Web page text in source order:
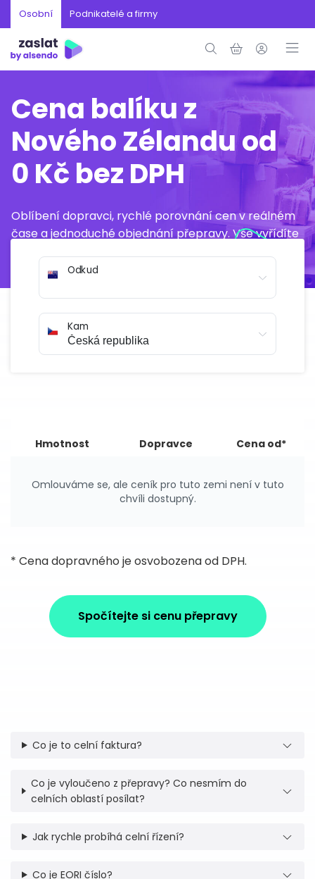
Osobní Podnikatelé a firmy
Cena balíku z
Nového Zélandu od
0 Kč bez DPH
Oblíbení dopravci, rychlé porovnání cen v reálném
čase a jednoduché objednání přepravy. Vše vyřídíte
Odkud
Kam
Hmotnost Dopravce Cena od*
Omlouváme se, ale ceník pro tuto zemi není v tuto
chvíli dostupný.
* Cena dopravného je osvobozena od DPH.
Spočítejte si cenu přepravy
Co je to celní faktura?
Co je vyloučeno z přepravy? Co nesmím do
celních oblastí posílat?
Jak rychle probíhá celní řízení?
Co je EORI číslo?